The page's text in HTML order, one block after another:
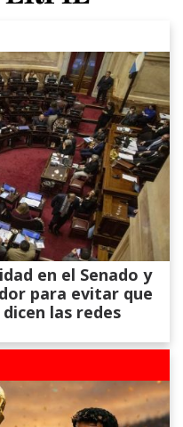
en el Senado y
para evitar que
las redes